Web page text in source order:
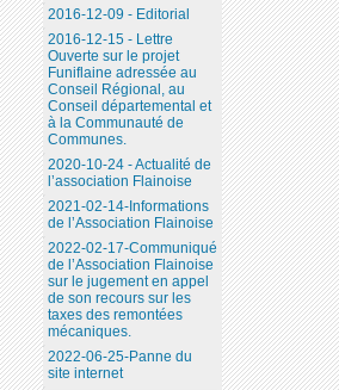
2016-12-09 - Editorial
2016-12-15 - Lettre
Ouverte sur le projet
Funiflaine adressée au
Conseil Régional, au
Conseil départemental et
à la Communauté de
Communes.
2020-10-24 - Actualité de
l’association Flainoise
2021-02-14-Informations
de l’Association Flainoise
2022-02-17-Communiqué
de l’Association Flainoise
sur le jugement en appel
de son recours sur les
taxes des remontées
mécaniques.
2022-06-25-Panne du
site internet